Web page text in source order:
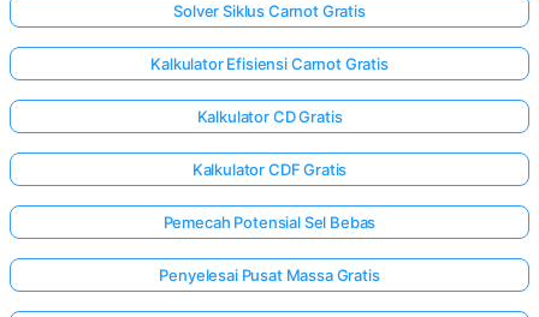
Solver Siklus Carnot Gratis
Kalkulator Efisiensi Carnot Gratis
Kalkulator CD Gratis
Kalkulator CDF Gratis
Pemecah Potensial Sel Bebas
Penyelesai Pusat Massa Gratis